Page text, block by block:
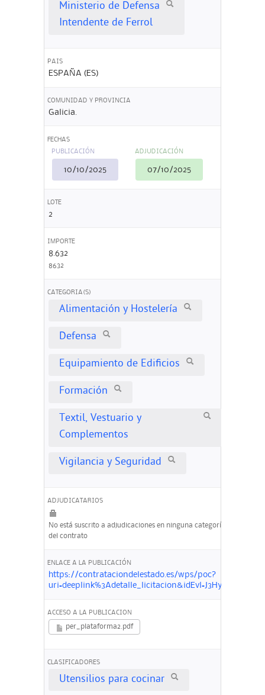
Ministerio de Defensa
Intendente de Ferrol
PAIS
ESPAÑA (ES)
COMUNIDAD Y PROVINCIA
Galicia.
FECHAS
PUBLICACIÓN
10/10/2025
ADJUDICACIÓN
07/10/2025
LOTE
2
IMPORTE
8.632
8632
CATEGORIA(S)
Alimentación y Hostelería
Defensa
Equipamiento de Edificios
Formación
Textil, Vestuario y
Complementos
Vigilancia y Seguridad
ADJUDICATARIOS
No está suscrito a adjudicaciones en ninguna categoría
del contrato
ENLACE A LA PUBLICACIÓN
https://contrataciondelestado.es/wps/poc?
ACCESO A LA PUBLICACION
per_plataforma2.pdf
CLASIFICADORES
Utensilios para cocinar